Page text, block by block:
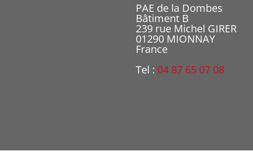
PAE de la Dombes
Bâtiment B
239 rue Michel GIRER
01290 MIONNAY
France
Tel : 04 87 65 07 08